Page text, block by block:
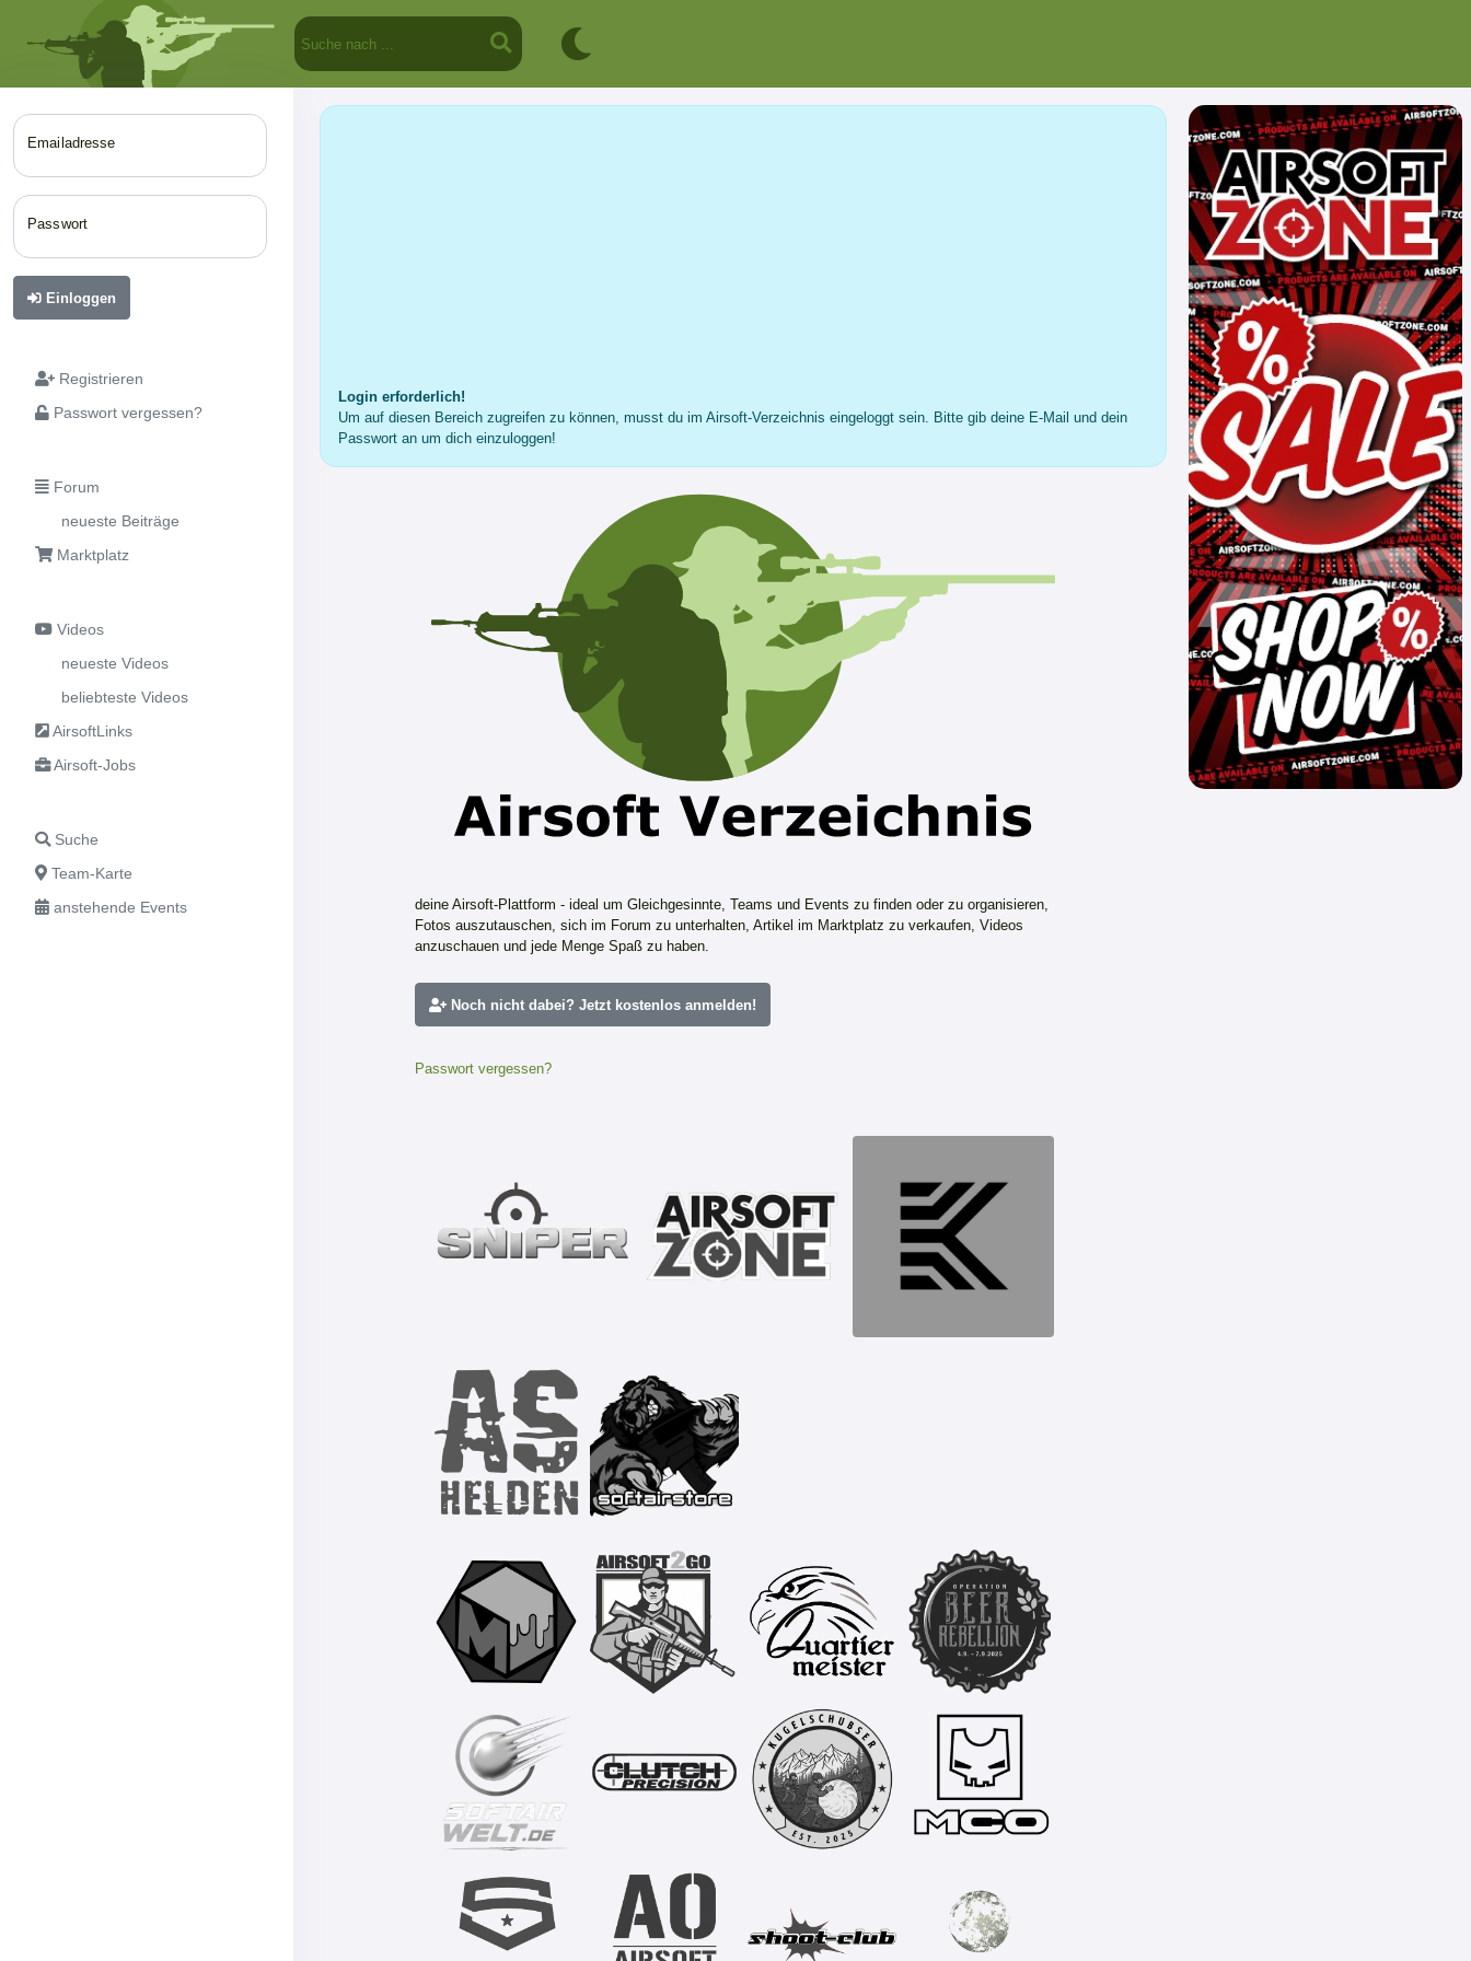
Emailadresse
Passwort
Einloggen
Registrieren
Passwort vergessen?
Forum
neueste Beiträge
Marktplatz
Videos
neueste Videos
beliebteste Videos
AirsoftLinks
Airsoft-Jobs
Suche
Team-Karte
anstehende Events
Login erforderlich!
Um auf diesen Bereich zugreifen zu können, musst du im Airsoft-Verzeichnis eingeloggt sein. Bitte gib deine E-Mail und dein
Passwort an um dich einzuloggen!
deine Airsoft-Plattform - ideal um Gleichgesinnte, Teams und Events zu finden oder zu organisieren,
Fotos auszutauschen, sich im Forum zu unterhalten, Artikel im Marktplatz zu verkaufen, Videos
anzuschauen und jede Menge Spaß zu haben.
Noch nicht dabei? Jetzt kostenlos anmelden!
Passwort vergessen?